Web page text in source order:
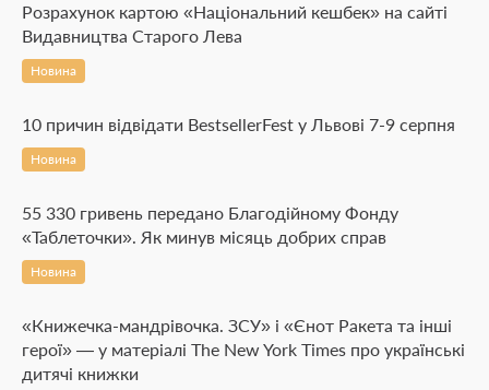
Розрахунок картою «Національний кешбек» на сайті
Видавництва Старого Лева
Новина
10 причин відвідати BestsellerFest у Львові 7-9 серпня
Новина
55 330 гривень передано Благодійному Фонду
«Таблеточки». Як минув місяць добрих справ
Новина
«Книжечка-мандрівочка. ЗСУ» і «Єнот Ракета та інші
герої» — у матеріалі The New York Times про українські
дитячі книжки